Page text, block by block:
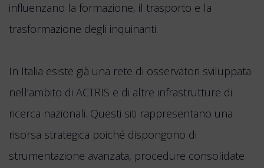
influenzano la formazione, il trasporto e la
trasformazione degli inquinanti.
In Italia esiste già una rete di osservatori sviluppata
nell’ambito di ACTRIS e di altre infrastrutture di
ricerca nazionali. Questi siti rappresentano una
risorsa strategica poiché dispongono di
strumentazione avanzata, procedure consolidate